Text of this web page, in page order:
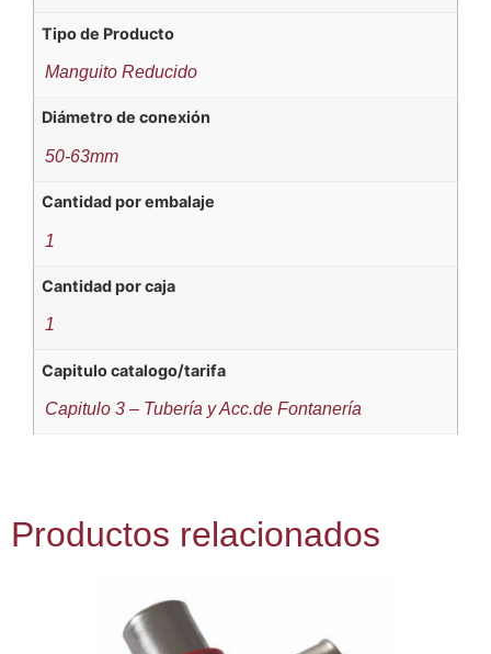
Tipo de Producto
Manguito Reducido
Diámetro de conexión
50-63mm
Cantidad por embalaje
1
Cantidad por caja
1
Capitulo catalogo/tarifa
Capitulo 3 – Tubería y Acc.de Fontanería
Productos relacionados